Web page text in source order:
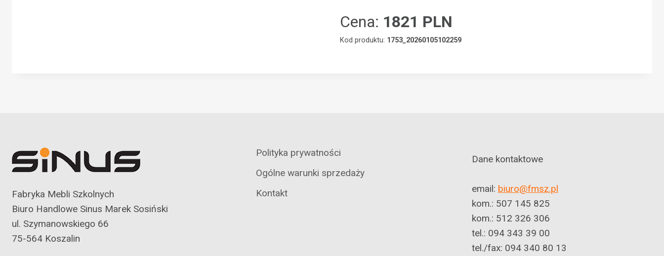
Cena: 1821 PLN
Kod produktu: 1753_20260105102259
Fabryka Mebli Szkolnych
Biuro Handlowe Sinus Marek Sosiński
ul. Szymanowskiego 66
75-564 Koszalin
Polityka prywatności
Ogólne warunki sprzedaży
Kontakt
Dane kontaktowe
email: biuro@fmsz.pl
kom.: 507 145 825
kom.: 512 326 306
tel.: 094 343 39 00
tel./fax: 094 340 80 13